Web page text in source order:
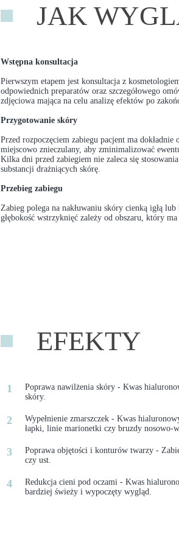
JAK
Wstępna konsultacja
Pierwszym etapem jest konsultacja z
odpowiednich preparatów oraz szczegółowego
zdjęciowa mająca na celu analizę efektów po
Przygotowanie skóry
Przed rozpoczęciem zabiegu pacjent ma
miejscowo znieczulany, aby zminimalizować
Kilka dni przed zabiegiem nie zaleca się
substancji drażniących skórę.
Przebieg zabiegu
Zabieg polega na nakłuwaniu skóry cienką igłą
głębokość wstrzyknięć zależy od obszaru, który
EFEKTY
Poprawa nawilżenia skóry - Kwas
skóry.
Wypełnienie zmarszczek - Kwas
łapki, linie marionetki czy bruzdy nosowo-
Poprawa objętości i konturów twarzy -
czy ust.
Redukcja cieni pod oczami - Kwas
bardziej świeży i wypoczęty wygląd.